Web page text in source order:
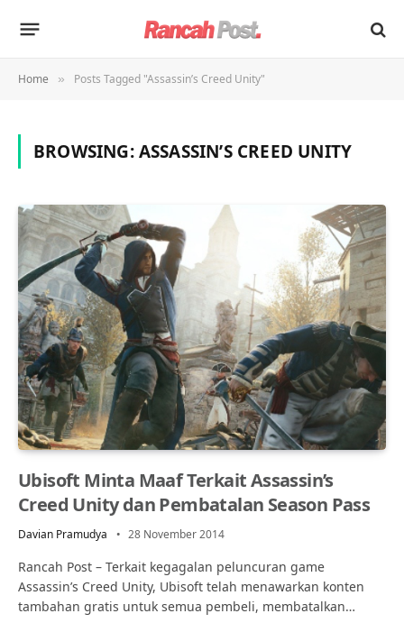
Home » Posts Tagged "Assassin’s Creed Unity"
BROWSING:ASSASSIN’S CREED UNITY
Ubisoft Minta Maaf Terkait Assassin’s
Creed Unity dan Pembatalan Season Pass
Davian Pramudya 28 November 2014
Rancah Post – Terkait kegagalan peluncuran game
Assassin’s Creed Unity, Ubisoft telah menawarkan konten
tambahan gratis untuk semua pembeli, membatalkan…